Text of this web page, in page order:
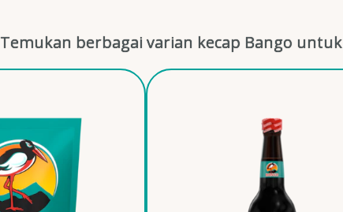
Temukan berbagai varian kecap Bango